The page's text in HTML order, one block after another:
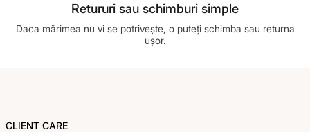
Retururi sau schimburi simple
Daca mărimea nu vi se potrivește, o puteți schimba sau returna
ușor.
CLIENT CARE